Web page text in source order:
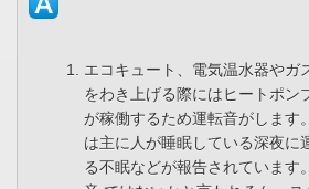
エコキュート、電気温水器やガ
をわき上げる際にはヒートポン
が稼働するため運転音がします
は主に人が睡眠している深夜に
る不眠などが報告されていま